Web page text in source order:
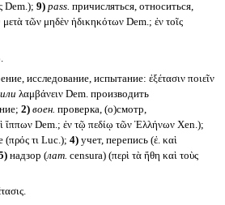
Dem.); 9) pass. причисляться, относиться,
μετὰ τῶν μηδὲν ἠδικηκότων Dem.; ἐν τοῖς
исследование, испытание: ἐξέτασιν ποιεῖν
или λαμβάνειν Dem. производить
2) воен. проверка, (о)смотр,
ἵππων Dem.; ἐν τῷ πεδίῳ τῶν Ἑλλήνων Xen.);
(πρός τι Luc.); 4)учет, перепись (ἐ. καὶ
надзор (лат. censura) (περὶ τὰ ἤθη καὶ τοὺς